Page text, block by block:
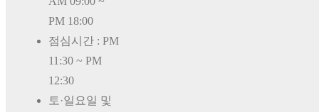
PM 18:00
점심시간 : PM
11:30 ~ PM
12:30
토·일요일 및